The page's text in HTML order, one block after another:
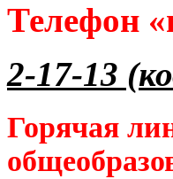
Телефон
2-17-13
Горячая